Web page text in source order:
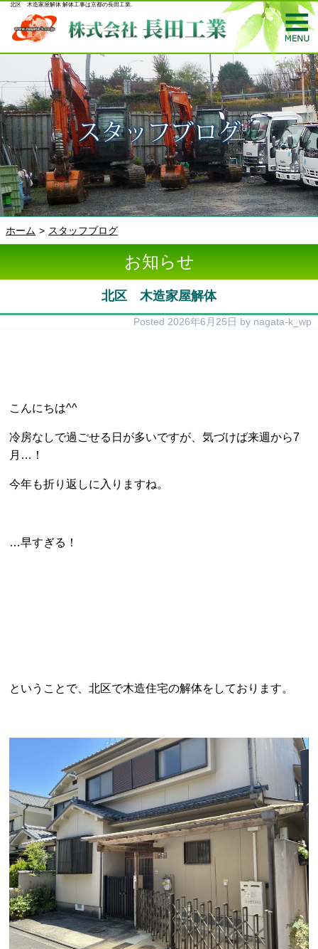
北区 木造家屋解体 解体工事は京都の長田工業.
ホーム スタッフブログ
お知らせ
北区 木造家屋解体
Posted 2026年6月25日 by nagata-k_wp
こんにちは^^
冷房なしで過ごせる日が多いですが、気づけば来週から7
月…！
今年も折り返しに入りますね。
…早すぎる！
ということで、北区で木造住宅の解体をしております。